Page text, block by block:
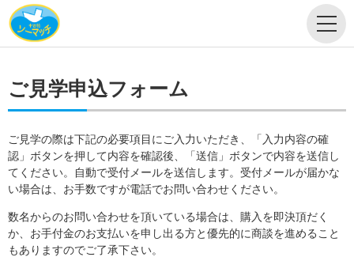
ご見学申込フォーム
ご見学の際は下記の必要項目にご入力いただき、「入力内容の確
認」ボタンを押して内容を確認後、「送信」ボタンで内容を送信し
てください。自動で受付メールを送信します。受付メールが届かな
い場合は、お手数ですが電話でお問い合わせください。
数名からのお問い合わせを頂いている場合は、購入を即決頂だく
か、お手付金のお支払いを申し出る方と優先的に商談を進めること
もありますのでご了承下さい。